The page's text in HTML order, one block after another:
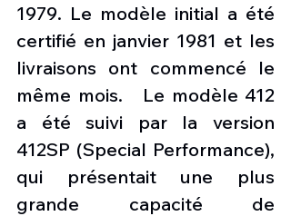
1979. Le modèle initial a été
certifié en janvier 1981 et les
livraisons ont commencé le
même mois.   Le modèle 412
a été suivi par la version
412SP (Special Performance),
qui présentait une plus
grande capacité de